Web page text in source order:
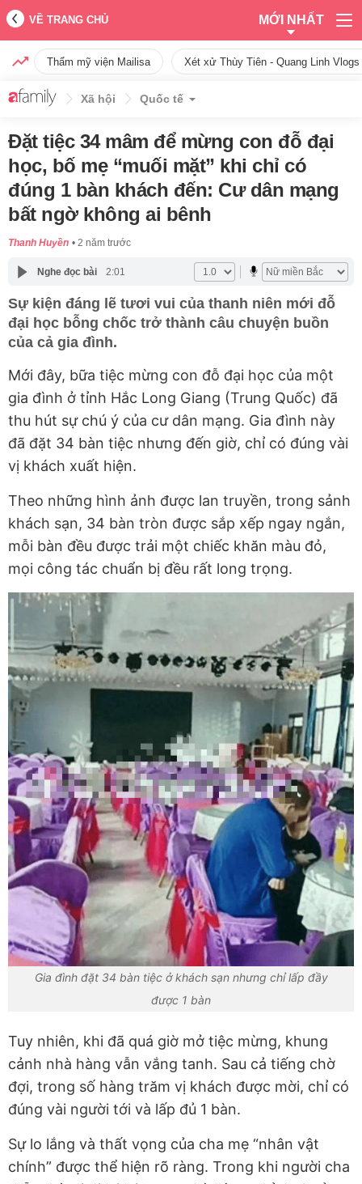
VỀ TRANG CHỦ MỚI NHẤT
Thẩm mỹ viện Mailisa Xét xử Thùy Tiên - Quang Linh
Xã hội Quốc tế
Đặt tiệc 34 mâm để mừng con đỗ đại
học, bố mẹ “muối mặt” khi chỉ có
đúng 1 bàn khách đến: Cư dân mạng
bất ngờ không ai bênh
Thanh Huyền 2 năm trước
Nghe đọc bài 2:01
Sự kiện đáng lẽ tươi vui của thanh niên mới đỗ
đại học bỗng chốc trở thành câu chuyện buồn
của cả gia đình.
Mới đây, bữa tiệc mừng con đỗ đại học của một
gia đình ở tỉnh Hắc Long Giang (Trung Quốc) đã
thu hút sự chú ý của cư dân mạng. Gia đình này
đã đặt 34 bàn tiệc nhưng đến giờ, chỉ có đúng vài
vị khách xuất hiện.
Theo những hình ảnh được lan truyền, trong sảnh
khách sạn, 34 bàn tròn được sắp xếp ngay ngắn,
mỗi bàn đều được trải một chiếc khăn màu đỏ,
mọi công tác chuẩn bị đều rất long trọng.
Gia đình đặt 34 bàn tiệc ở khách sạn nhưng chỉ lấp đầy
được 1 bàn
Tuy nhiên, khi đã quá giờ mở tiệc mừng, khung
cảnh nhà hàng vẫn vắng tanh. Sau cả tiếng chờ
đợi, trong số hàng trăm vị khách được mời, chỉ có
đúng vài người tới và lấp đủ 1 bàn.
Sự lo lắng và thất vọng của cha mẹ “nhân vật
chính” được thể hiện rõ ràng. Trong khi người cha